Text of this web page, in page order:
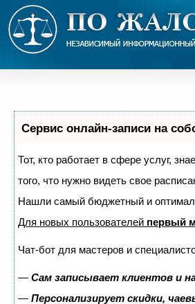
Сервис онлайн-записи на
Тот, кто работает в сфере услуг,
того, что нужно видеть свое
Нашли самый бюджетный и
Для новых пользователей первый
Чат-бот для мастеров и
— Сам записывает клиентов и
— Персонализирует скидки,